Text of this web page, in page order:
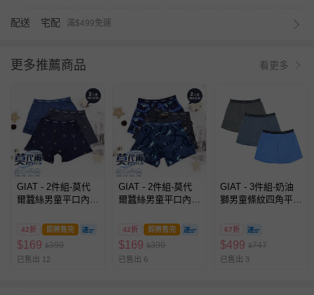
配送 宅配 滿$499免運
更多推薦商品 看更多
GIAT - 2件組-莫代
爾蠶絲男童平口內
隨機2件
42折 即將售完
$169 $399
已售出 12
GIAT - 2件組-莫代
爾蠶絲男童平口內
隨機2件
42折 即將售完
$169 $399
已售出 6
GIAT - 3件組-奶油
獅男童條紋四角平口
67折
$499 $747
已售出 3